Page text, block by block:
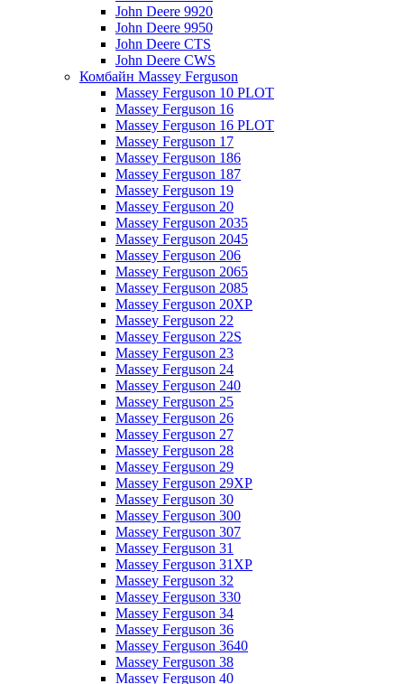
John Deere 9920
John Deere 9950
John Deere CTS
John Deere CWS
Комбайн Massey Ferguson
Massey Ferguson 10 PLOT
Massey Ferguson 16
Massey Ferguson 16 PLOT
Massey Ferguson 17
Massey Ferguson 186
Massey Ferguson 187
Massey Ferguson 19
Massey Ferguson 20
Massey Ferguson 2035
Massey Ferguson 2045
Massey Ferguson 206
Massey Ferguson 2065
Massey Ferguson 2085
Massey Ferguson 20XP
Massey Ferguson 22
Massey Ferguson 22S
Massey Ferguson 23
Massey Ferguson 24
Massey Ferguson 240
Massey Ferguson 25
Massey Ferguson 26
Massey Ferguson 27
Massey Ferguson 28
Massey Ferguson 29
Massey Ferguson 29XP
Massey Ferguson 30
Massey Ferguson 300
Massey Ferguson 307
Massey Ferguson 31
Massey Ferguson 31XP
Massey Ferguson 32
Massey Ferguson 330
Massey Ferguson 34
Massey Ferguson 36
Massey Ferguson 3640
Massey Ferguson 38
Massey Ferguson 40